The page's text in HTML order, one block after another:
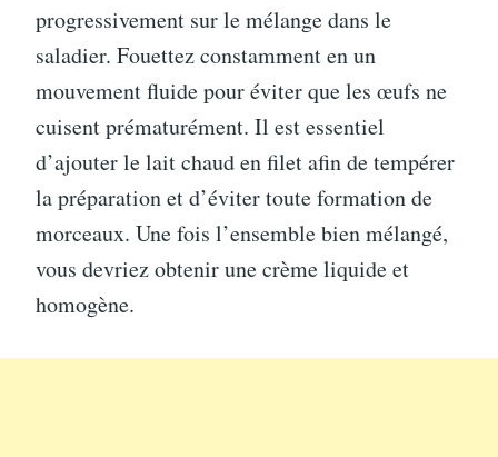
progressivement sur le mélange dans le
saladier. Fouettez constamment en un
mouvement fluide pour éviter que les œufs ne
cuisent prématurément. Il est essentiel
d’ajouter le lait chaud en filet afin de tempérer
la préparation et d’éviter toute formation de
morceaux. Une fois l’ensemble bien mélangé,
vous devriez obtenir une crème liquide et
homogène.